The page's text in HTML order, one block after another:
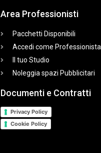
Area Professionisti
Pacchetti Disponibili
Accedi come Professionista
Il tuo Studio
Noleggia spazi Pubblicitari
Documenti e Contratti
Privacy Policy
Cookie Policy